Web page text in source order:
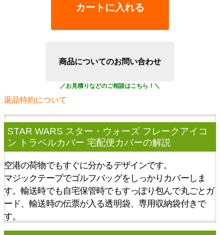
カートに入れる
商品についてのお問い合わせ
返品特約について
STAR WARS スター・ウォーズ フレークアイコ
ン トラベルカバー 宅配便カバーの解説
空港の荷物でもすぐに分かるデザインです。
マジックテープでゴルフバッグをしっかりカバーしま
す。輸送時でも自宅保管時でもすっぽり包んで丸ごとガ
ード、輸送時の伝票が入る透明袋、専用収納袋付きで
す。